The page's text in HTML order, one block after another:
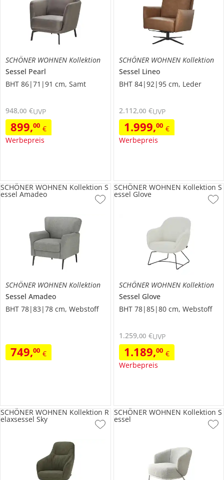
SCHÖNER WOHNEN Kollektion
Sessel Pearl
BHT 86|71|91 cm, Samt
899,00 €
Werbepreis
948,00 €UVP
SCHÖNER WOHNEN Kollektion
Sessel Lineo
BHT 84|92|95 cm, Leder
1.999,00 €
Werbepreis
2.112,00 €UVP
SCHÖNER WOHNEN Kollektion
Sessel Amadeo
BHT 78|83|78 cm, Webstoff
749,00 €
SCHÖNER WOHNEN Kollektion S
essel Amadeo
SCHÖNER WOHNEN Kollektion
Sessel Glove
BHT 78|85|80 cm, Webstoff
1.189,00 €
Werbepreis
1.259,00 €UVP
SCHÖNER WOHNEN Kollektion S
essel Glove
SCHÖNER WOHNEN Kollektion R
elaxsessel Sky
SCHÖNER WOHNEN Kollektion S
essel